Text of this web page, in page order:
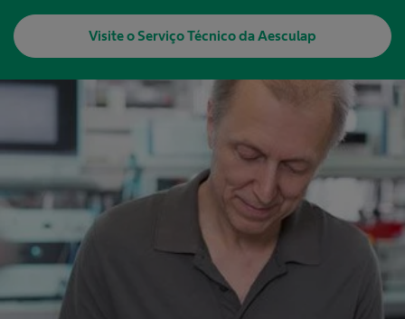
Visite o Serviço Técnico da Aesculap